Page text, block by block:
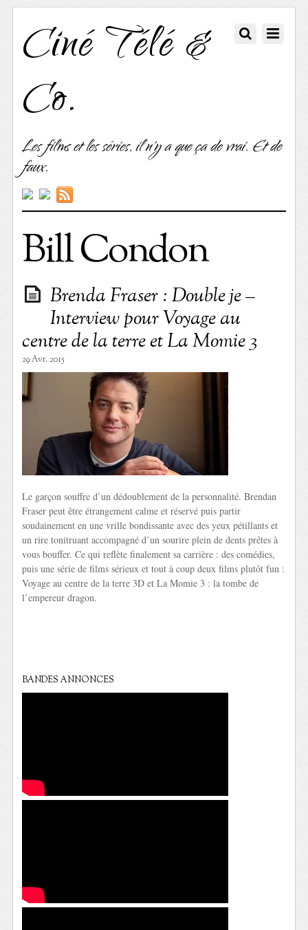
Ciné Télé &
Co.
Les films et les séries, il n'y a que ça de vrai. Et de
faux.
Bill Condon
Brenda Fraser : Double je –
Interview pour Voyage au
centre de la terre et La Momie 3
29 Avr. 2015
Le garçon souffre d’un dédoublement de la personnalité. Brendan
Fraser peut être étrangement calme et réservé puis partir
soudainement en une vrille bondissante avec des yeux pétillants et
un rire tonitruant accompagné d’un sourire plein de dents prêtes à
vous bouffer. Ce qui reflète finalement sa carrière : des comédies,
puis une série de films sérieux et tout à coup deux films plutôt fun :
Voyage au centre de la terre 3D et La Momie 3 : la tombe de
l’empereur dragon.
BANDES ANNONCES